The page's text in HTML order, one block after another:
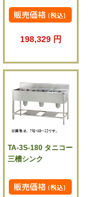
198,329 円
TA-3S-180 タニコー
三槽シンク